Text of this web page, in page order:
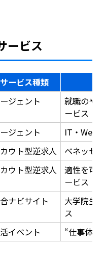
ービス
サービス種類
ジェント
就職のや
ービス
ジェント
IT・Web
ウト型逆求人
ベネッセ
ウト型逆求人
適性を可
ービス
ナビサイト
大学院生
ス
イベント “仕事体